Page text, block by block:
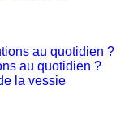
au quotidien ?
la vessie